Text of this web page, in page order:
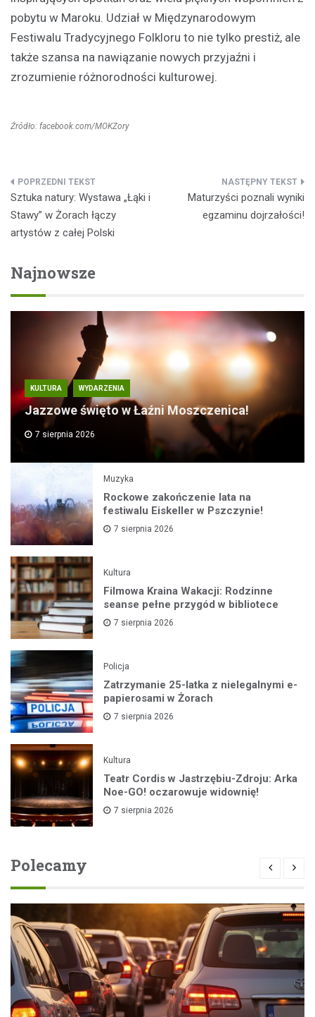
pobytu w Maroku. Udział w Międzynarodowym
Festiwalu Tradycyjnego Folkloru to nie tylko prestiż, ale
także szansa na nawiązanie nowych przyjaźni i
zrozumienie różnorodności kulturowej.
Źródło: facebook.com/MOKZory
Nawigacja
wpisu
Sztuka natury: Wystawa „Łąki i
Stawy” w Żorach łączy
artystów z całej Polski
Maturzyści poznali wyniki
egzaminu dojrzałości!
Najnowsze
KULTURA WYDARZENIA
Jazzowe święto w Łaźni Moszczenica!
7 sierpnia 2026
Muzyka
Rockowe zakończenie lata na
festiwalu Eiskeller w Pszczynie!
7 sierpnia 2026
Kultura
Filmowa Kraina Wakacji: Rodzinne
seanse pełne przygód w bibliotece
7 sierpnia 2026
Policja
Zatrzymanie 25-latka z nielegalnymi e-
papierosami w Żorach
7 sierpnia 2026
Kultura
Teatr Cordis w Jastrzębiu-Zdroju: Arka
Noe-GO! oczarowuje widownię!
7 sierpnia 2026
Polecamy